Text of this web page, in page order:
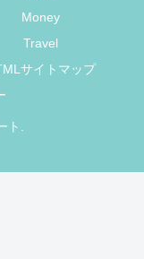
Money
Travel
サイトマップ
ト.